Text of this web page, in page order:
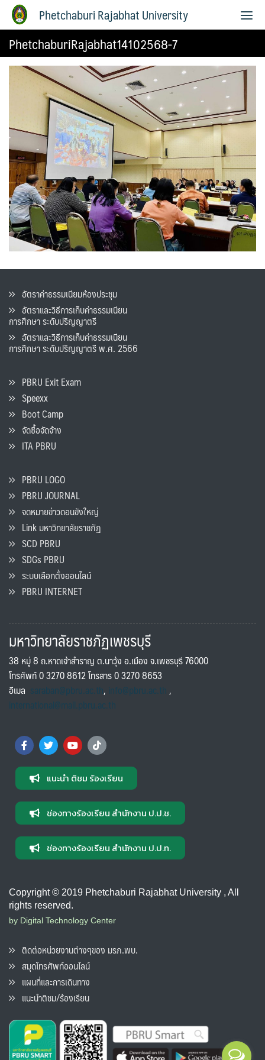
Phetchaburi Rajabhat University
PhetchaburiRajabhat14102568-7
อัตราค่าธรรมเนียมห้องประชุม
อัตราและวิธีการเก็บค่าธรรมเนียน
การศึกษา ระดับปริญญาตรี
อัตราและวิธีการเก็บค่าธรรมเนียน
การศึกษา ระดับปริญญาตรี พ.ศ. 2566
PBRU Exit Exam
Speexx
Boot Camp
จัดซื้อจัดจ้าง
ITA PBRU
PBRU LOGO
PBRU JOURNAL
จดหมายข่าวดอนขังใหญ่
Link มหาวิทยาลัยราชภัฏ
SCD PBRU
SDGs PBRU
ระบบเลือกตั้งออนไลน์
PBRU INTERNET
มหาวิทยาลัยราชภัฏเพชรบุรี
38 หมู่ 8 ถ.หาดเจ้าสำราญ ต.นาวุ้ง อ.เมือง จ.เพชรบุรี 76000
โทรศัพท์ 0 3270 8612 โทรสาร 0 3270 8653
อีเมล saraban@pbru.ac.th, info@pbru.ac.th,
international@mail.pbru.ac.th
แนะนำ ติชม ร้องเรียน
ช่องทางร้องเรียน สำนักงาน ป.ป.ช.
ช่องทางร้องเรียน สำนักงาน ป.ป.ท.
Copyright © 2019 Phetchaburi Rajabhat University , All
rights reserved.
by Digital Technology Center
ติดต่อหน่วยงานต่างๆของ มรภ.พบ.
สมุดโทรศัพท์ออนไลน์
แผนที่และการเดินทาง
แนะนำติชม/ร้องเรียน